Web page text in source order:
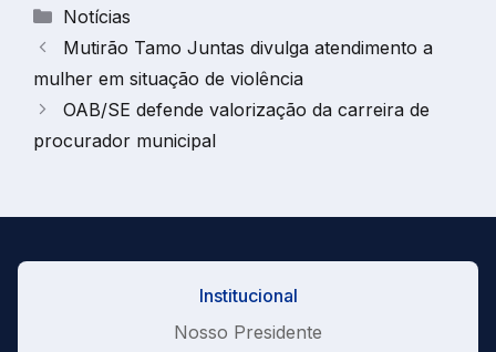
Categorias
Notícias
Mutirão Tamo Juntas divulga atendimento a
mulher em situação de violência
OAB/SE defende valorização da carreira de
procurador municipal
Institucional
Nosso Presidente